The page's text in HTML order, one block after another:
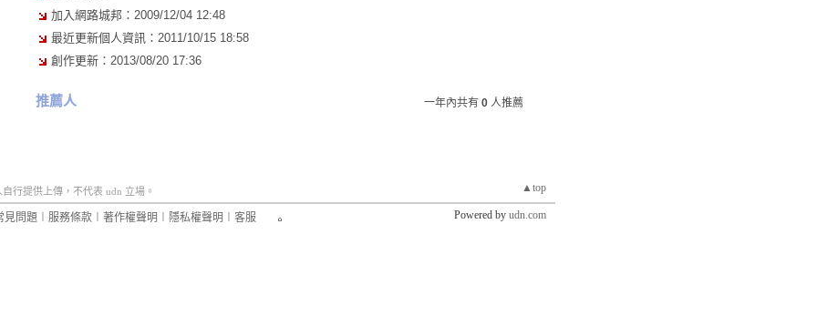
加入網路城邦：2009/12/04 12:48
最近更新個人資訊：2011/10/15 18:58
創作更新：2013/08/20 17:36
推薦人 一年內共有 0 人推薦
▲top
行提供上傳，不代表 udn 立場。
見問題 服務條款 著作權聲明 隱私權聲明 客服 Powered by udn.com